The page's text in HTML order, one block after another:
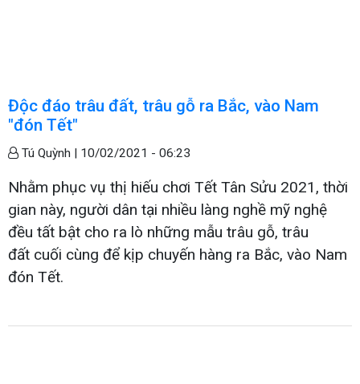
Độc đáo trâu đất, trâu gỗ ra Bắc, vào Nam
"đón Tết"
Tú Quỳnh | 10/02/2021 - 06:23
Nhằm phục vụ thị hiếu chơi Tết Tân Sửu 2021, thời
gian này, người dân tại nhiều làng nghề mỹ nghệ
đều tất bật cho ra lò những mẫu trâu gỗ, trâu
đất cuối cùng để kịp chuyến hàng ra Bắc, vào Nam
đón Tết.